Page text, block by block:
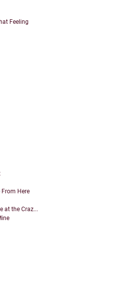
Feeling
From Here
at the Craz...